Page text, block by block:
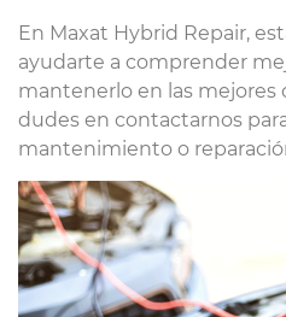
En Maxat Hybrid Repair,
ayudarte a comprender
mantenerlo en las mejores
dudes en contactarnos
mantenimiento o